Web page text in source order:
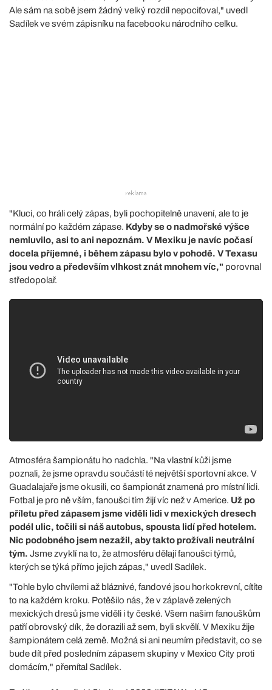
Ale sám na sobě jsem žádný velký rozdíl nepociťoval," uvedl
Sadílek ve svém zápisníku na facebooku národního celku.
"Kluci, co hráli celý zápas, byli pochopitelně unavení, ale to je
normální po každém zápase. Kdyby se o nadmořské výšce
nemluvilo, asi to ani nepoznám. V Mexiku je navíc počasí
docela příjemné, i během zápasu bylo v pohodě. V Texasu
jsou vedro a především vlhkost znát mnohem víc," porovnal
středopolař.
Atmosféra šampionátu ho nadchla. "Na vlastní kůži jsme
poznali, že jsme opravdu součástí té největší sportovní akce. V
Guadalajaře jsme okusili, co šampionát znamená pro místní lidi.
Fotbal je pro ně vším, fanoušci tím žijí víc než v Americe. Už po
příletu před zápasem jsme viděli lidi v mexických dresech
podél ulic, točili si náš autobus, spousta lidí před hotelem.
Nic podobného jsem nezažil, aby takto prožívali neutrální
tým. Jsme zvyklí na to, že atmosféru dělají fanoušci týmů,
kterých se týká přímo jejich zápas," uvedl Sadílek.
"Tohle bylo chvílemi až bláznivé, fandové jsou horkokrevní, cítíte
to na každém kroku. Potěšilo nás, že v záplavě zelených
mexických dresů jsme viděli i ty české. Všem našim fanouškům
patří obrovský dík, že dorazili až sem, byli skvělí. V Mexiku žije
šampionátem celá země. Možná si ani neumím představit, co se
bude dít před posledním zápasem skupiny v Mexico City proti
domácím," přemítal Sadílek.